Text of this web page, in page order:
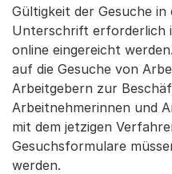
Gültigkeit der Gesuche in
Unterschrift erforderlich
online eingereicht
auf die Gesuche von
Arbeitgebern zur
Arbeitnehmerinnen und
mit dem jetzigen
Gesuchsformulare
werden.